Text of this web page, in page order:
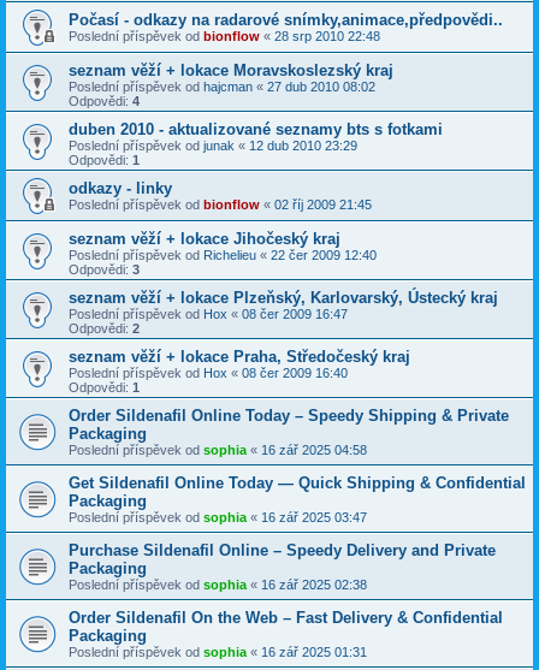
Počasí - odkazy na radarové snímky,animace,předpovědi..
Poslední příspěvek od bionflow « 28 srp 2010 22:48
seznam věží + lokace Moravskoslezský kraj
Poslední příspěvek od hajcman « 27 dub 2010 08:02
Odpovědi: 4
duben 2010 - aktualizované seznamy bts s fotkami
Poslední příspěvek od junak « 12 dub 2010 23:29
Odpovědi: 1
odkazy - linky
Poslední příspěvek od bionflow « 02 říj 2009 21:45
seznam věží + lokace Jihočeský kraj
Poslední příspěvek od Richelieu « 22 čer 2009 12:40
Odpovědi: 3
seznam věží + lokace Plzeňský, Karlovarský, Ústecký kraj
Poslední příspěvek od Hox « 08 čer 2009 16:47
Odpovědi: 2
seznam věží + lokace Praha, Středočeský kraj
Poslední příspěvek od Hox « 08 čer 2009 16:40
Odpovědi: 1
Order Sildenafil Online Today – Speedy Shipping & Private
Packaging
Poslední příspěvek od sophia « 16 zář 2025 04:58
Get Sildenafil Online Today — Quick Shipping & Confidential
Packaging
Poslední příspěvek od sophia « 16 zář 2025 03:47
Purchase Sildenafil Online – Speedy Delivery and Private
Packaging
Poslední příspěvek od sophia « 16 zář 2025 02:38
Order Sildenafil On the Web – Fast Delivery & Confidential
Packaging
Poslední příspěvek od sophia « 16 zář 2025 01:31